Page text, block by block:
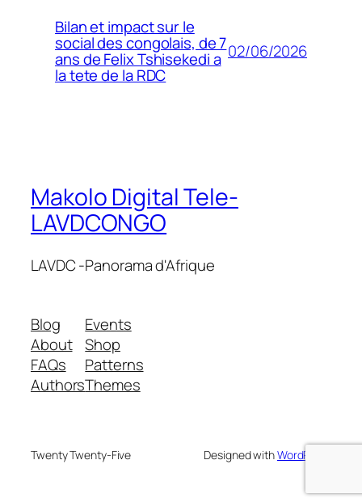
Bilan et impact sur le
social des congolais, de 7
ans de Felix Tshisekedi a
la tete de la RDC
02/06/2026
Makolo Digital Tele-
LAVDCONGO
LAVDC -Panorama d'Afrique
Blog
About
FAQs
Authors
Events
Shop
Patterns
Themes
Twenty Twenty-Five Designed withWordPress